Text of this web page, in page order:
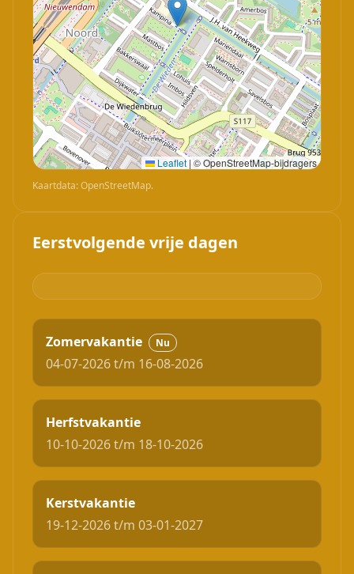
Leaflet | © OpenStreetMap-bijdragers
Kaartdata: OpenStreetMap.
Eerstvolgende vrije dagen
Zomervakantie Nu
04-07-2026 t/m 16-08-2026
Herfstvakantie
10-10-2026 t/m 18-10-2026
Kerstvakantie
19-12-2026 t/m 03-01-2027